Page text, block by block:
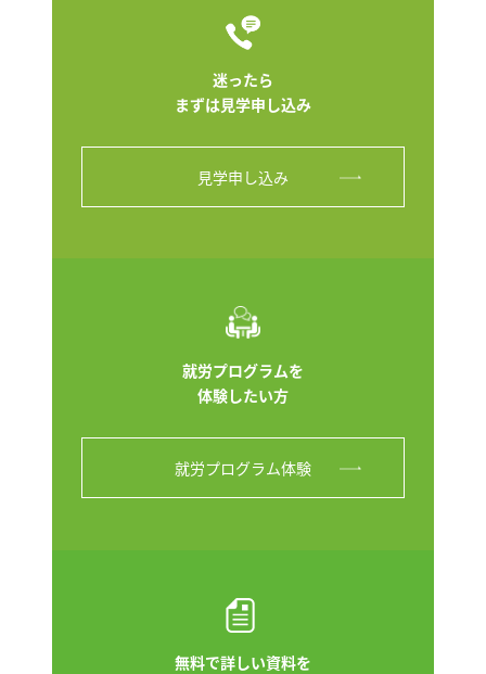
迷ったら
まずは見学申し込み
見学申し込み
就労プログラムを
体験したい方
就労プログラム体験
無料で詳しい資料を